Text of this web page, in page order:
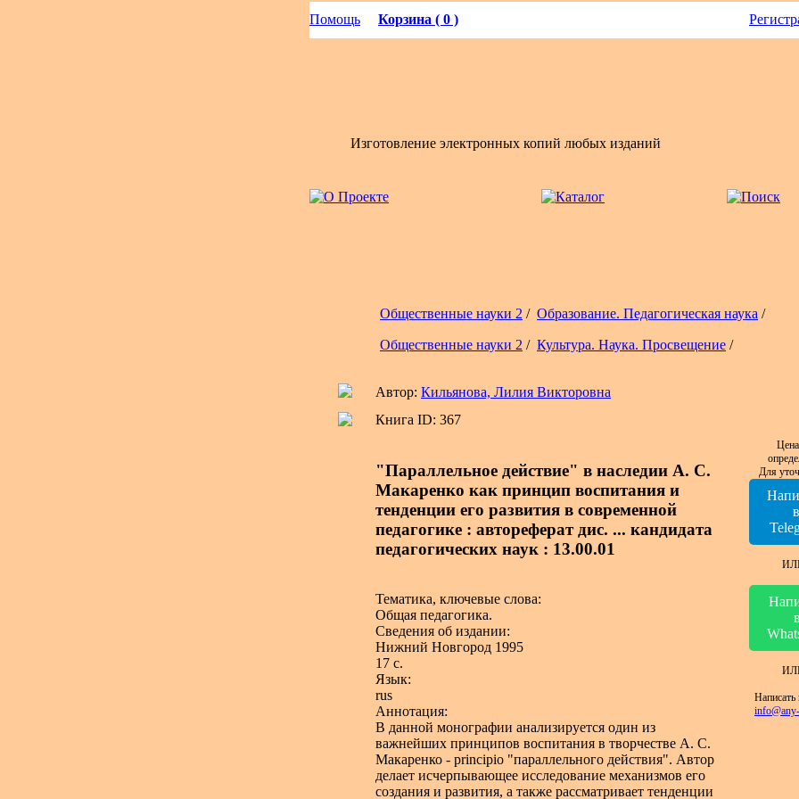
Помощь Корзина ( 0 )
Изготовление электронных копий любых изданий
Общественные науки 2 / Образование. Педагогическая наука /
Общественные науки 2 / Культура. Наука. Просвещение /
Автор: Кильянова, Лилия Викторовна
Книга ID: 367
"Параллельное действие" в наследии А. С.
Макаренко как принцип воспитания и
тенденции его развития в современной
педагогике : автореферат дис. ... кандидата
педагогических наук : 13.00.01
Тематика, ключевые слова:
Общая педагогика.
Сведения об издании:
Нижний Новгород 1995
17 с.
Язык:
rus
Аннотация:
В данной монографии анализируется один из
важнейших принципов воспитания в творчестве А. С.
Макаренко - principio "параллельного действия". Автор
делает исчерпывающее исследование механизмов его
создания и развития, а также рассматривает тенденции
Для
в
в
Написать